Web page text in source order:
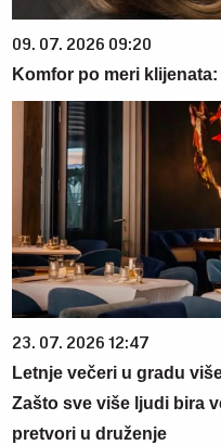
09. 07. 2026 09:20
Komfor po meri
23. 07. 2026 12:47
Letnje večeri u gradu
Zašto sve više ljudi bira
pretvori u druženje